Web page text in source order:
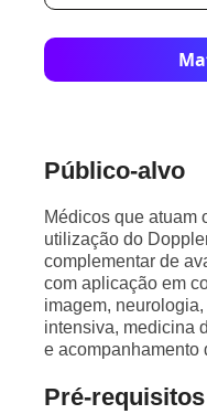
Público-alvo
Médicos que atuam
utilização do
complementar de
com aplicação em
imagem,
intensiva, medicina
e acompanhamento
Pré-requisitos